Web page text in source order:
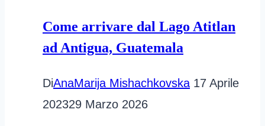
Come arrivare dal Lago Atitlan
ad Antigua, Guatemala
DiAnaMarija Mishachkovska 17 Aprile
202329 Marzo 2026